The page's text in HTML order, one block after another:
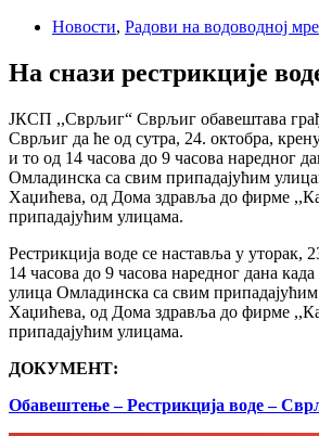
Новости, Радови на водоводној
На снази рестрикције
ЈКСП ,,Сврљиг“ Сврљиг обавештава
Сврљиг да ће од сутра, 24. октобра,
и то од 14 часова до 9 часова наредног
Омладинска са свим припадајућим
Хаџићева, од Дома здравља до фирме
припадајућим улицама.
Рестрикција воде се наставља у уторак,
14 часова до 9 часова наредног дана
улица Омладинска са свим
Хаџићева, од Дома здравља до фирме
припадајућим улицама.
ДОКУМЕНТ:
Обавештење – Рестрикција воде –